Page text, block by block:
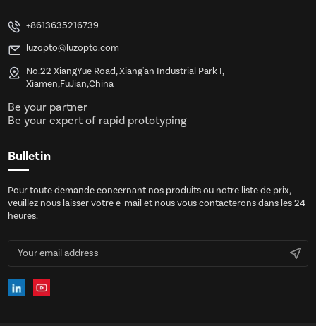
+8613635216739
luzopto@luzopto.com
No.22 XiangYue Road, Xiang'an Industrial Park I,
Xiamen,FuJian,China
Be your partner
Be your expert of rapid prototyping
Bulletin
Pour toute demande concernant nos produits ou notre liste de prix,
veuillez nous laisser votre e-mail et nous vous contacterons dans les 24
heures.